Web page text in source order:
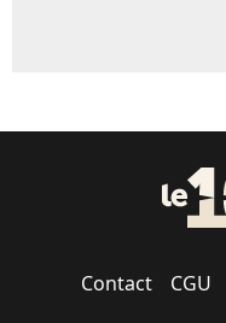
Contact CGU